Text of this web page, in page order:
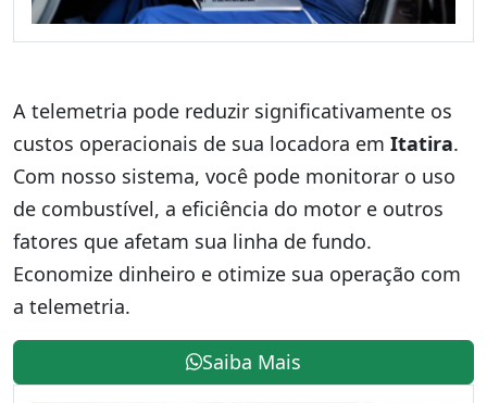
A telemetria pode reduzir significativamente os
custos operacionais de sua locadora em Itatira.
Com nosso sistema, você pode monitorar o uso
de combustível, a eficiência do motor e outros
fatores que afetam sua linha de fundo.
Economize dinheiro e otimize sua operação com
a telemetria.
Saiba Mais